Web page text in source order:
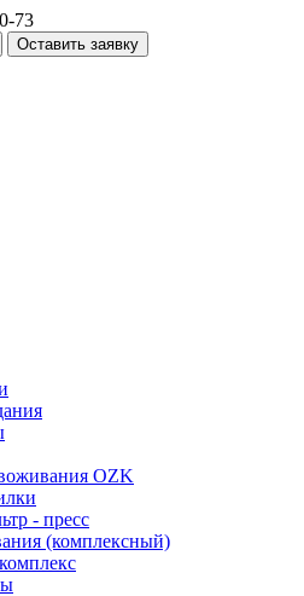
73
OZK
- пресс
(комплексный)